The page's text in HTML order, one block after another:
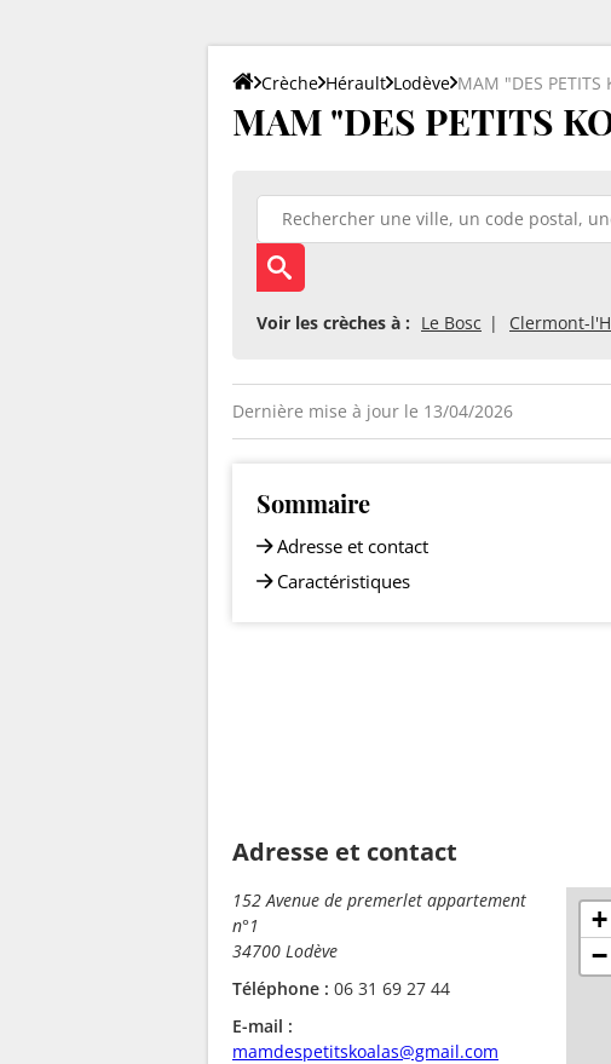
Crèche Hérault Lodève MAM "DES PETITS
MAM "DES PETITS
Voir les crèches à : Le Bosc Clermont-
Dernière mise à jour le 13/04/2026
Sommaire
Adresse et contact
Caractéristiques
Adresse et contact
152 Avenue de premerlet appartement
n°1
34700 Lodève
Téléphone : 06 31 69 27 44
E-mail :
mamdespetitskoalas@gmail.com
+
−